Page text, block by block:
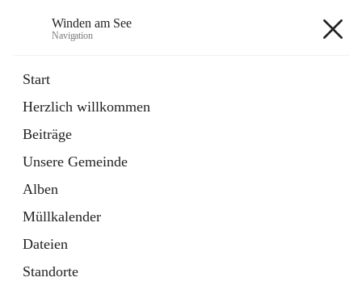
Winden am See
Navigation
Start
Herzlich willkommen
Beiträge
Unsere Gemeinde
Alben
Müllkalender
Dateien
Standorte
Externe Webseite
in
Tab
Bebauungsplan
öffnet
in
neuem
Tab